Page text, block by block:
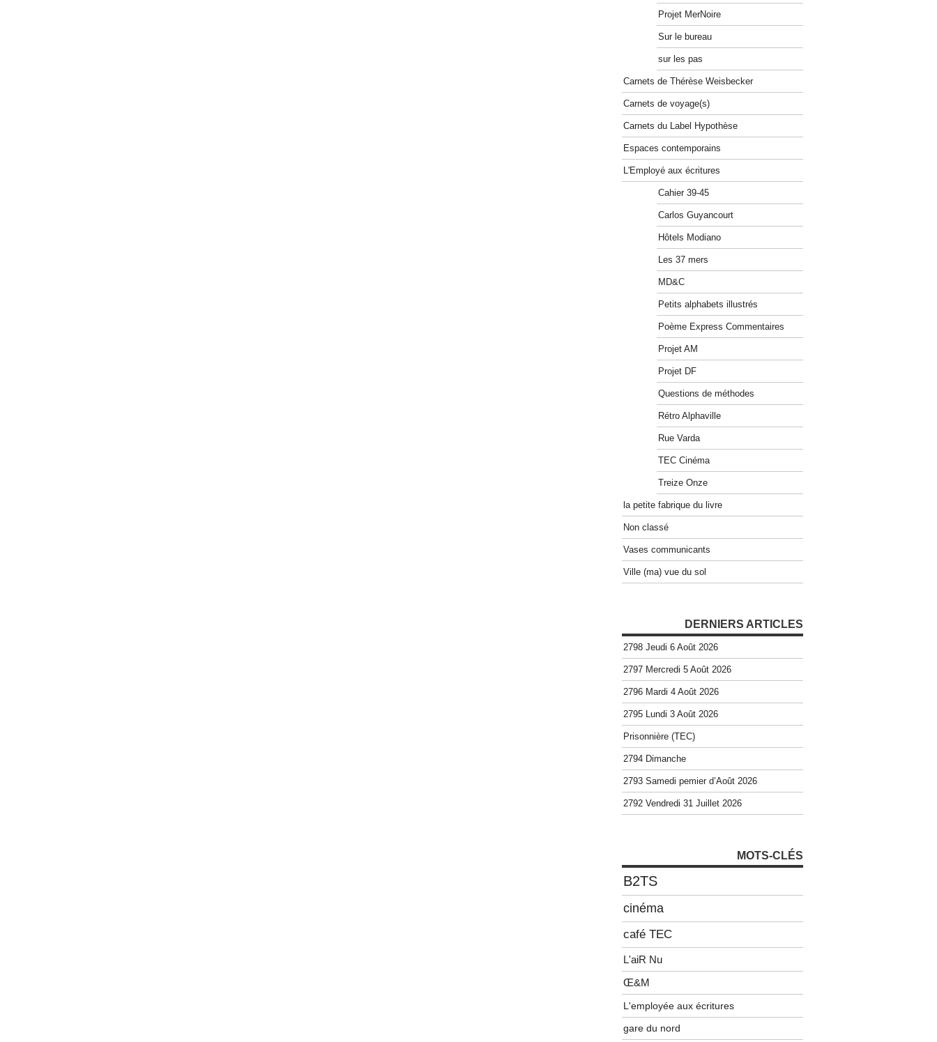
Projet MerNoire
Sur le bureau
sur les pas
Carnets de Thérèse Weisbecker
Carnets de voyage(s)
Carnets du Label Hypothèse
Espaces contemporains
L'Employé aux écritures
Cahier 39-45
Carlos Guyancourt
Hôtels Modiano
Les 37 mers
MD&C
Petits alphabets illustrés
Poème Express Commentaires
Projet AM
Projet DF
Questions de méthodes
Rétro Alphaville
Rue Varda
TEC Cinéma
Treize Onze
la petite fabrique du livre
Non classé
Vases communicants
Ville (ma) vue du sol
DERNIERS ARTICLES
2798 Jeudi 6 Août 2026
2797 Mercredi 5 Août 2026
2796 Mardi 4 Août 2026
2795 Lundi 3 Août 2026
Prisonnière (TEC)
2794 Dimanche
2793 Samedi pemier d’Août 2026
2792 Vendredi 31 Juillet 2026
MOTS-CLÉS
B2TS
cinéma
café TEC
L'aiR Nu
Œ&M
L'employée aux écritures
gare du nord